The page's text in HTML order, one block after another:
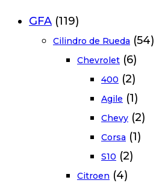
GFA (119)
Cilindro de Rueda (54)
Chevrolet (6)
400 (2)
Agile (1)
Chevy (2)
Corsa (1)
S10 (2)
Citroen (4)